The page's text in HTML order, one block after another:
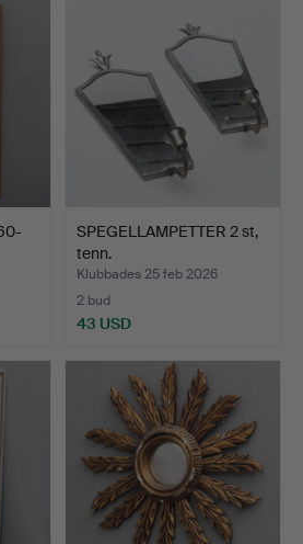
SPEGELLAMPETTER 2 st,
tenn.
Klubbades 25 feb 2026
2 bud
43 USD